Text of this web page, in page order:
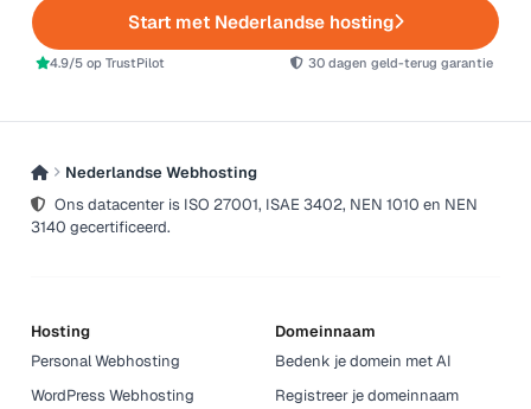
Start met Nederlandse hosting
4.9/5 op TrustPilot 30 dagen geld-terug garantie
Nederlandse Webhosting
Ons datacenter is ISO 27001, ISAE 3402, NEN 1010 en NEN
3140 gecertificeerd.
Hosting
Personal Webhosting
WordPress Webhosting
Domeinnaam
Bedenk je domein met AI
Registreer je domeinnaam